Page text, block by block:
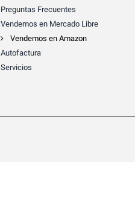
Preguntas Frecuentes
Vendemos en Mercado Libre
Vendemos en Amazon
Autofactura
Servicios